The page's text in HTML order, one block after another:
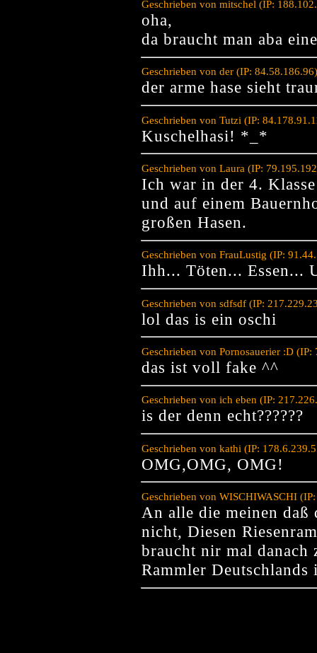
Geschrieben von mitschel (IP:
oha,
da braucht man aba
Geschrieben von der (IP:
der arme hase sieht
Geschrieben von Tutzi (IP:
Kuschelhasi! *_*
Geschrieben von Laura (IP:
Ich war in der 4.
und auf einem
großen Hasen.
Geschrieben von FrauLustig (IP:
Ihh... Töten... Essen...
Geschrieben von sdfsdf (IP:
lol das is ein oschi
Geschrieben von Pornosauerier :D
das ist voll fake ^^
Geschrieben von ich eben (IP:
is der denn echt??????
Geschrieben von kathi (IP:
OMG,OMG, OMG!
Geschrieben von WISCHIWASCHI
An alle die meinen
nicht, Diesen
braucht nir mal
Rammler Deutschlands